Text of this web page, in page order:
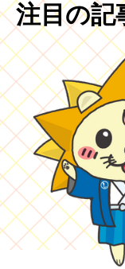
注目の記